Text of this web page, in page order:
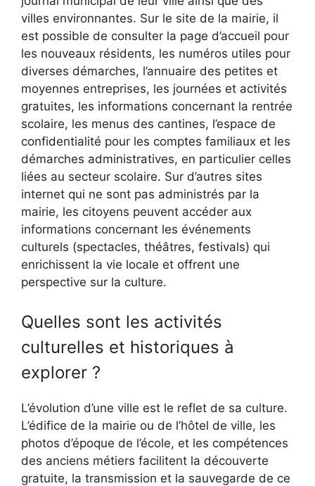
villes environnantes. Sur le site de la mairie, il
est possible de consulter la page d’accueil pour
les nouveaux résidents, les numéros utiles pour
diverses démarches, l’annuaire des petites et
moyennes entreprises, les journées et activités
gratuites, les informations concernant la rentrée
scolaire, les menus des cantines, l’espace de
confidentialité pour les comptes familiaux et les
démarches administratives, en particulier celles
liées au secteur scolaire. Sur d’autres sites
internet qui ne sont pas administrés par la
mairie, les citoyens peuvent accéder aux
informations concernant les événements
culturels (spectacles, théâtres, festivals) qui
enrichissent la vie locale et offrent une
perspective sur la culture.
Quelles sont les activités
culturelles et historiques à
explorer ?
L’évolution d’une ville est le reflet de sa culture.
L’édifice de la mairie ou de l’hôtel de ville, les
photos d’époque de l’école, et les compétences
des anciens métiers facilitent la découverte
gratuite, la transmission et la sauvegarde de ce